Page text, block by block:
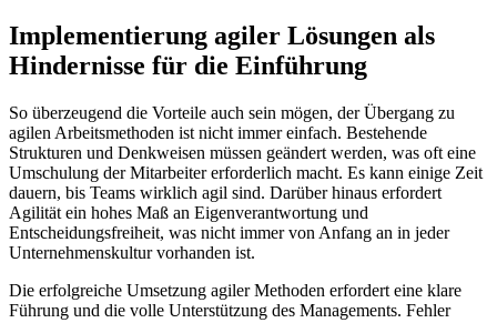
Implementierung agiler Lösungen als
Hindernisse für die Einführung
So überzeugend die Vorteile auch sein mögen, der Übergang zu
agilen Arbeitsmethoden ist nicht immer einfach. Bestehende
Strukturen und Denkweisen müssen geändert werden, was oft eine
Umschulung der Mitarbeiter erforderlich macht. Es kann einige Zeit
dauern, bis Teams wirklich agil sind. Darüber hinaus erfordert
Agilität ein hohes Maß an Eigenverantwortung und
Entscheidungsfreiheit, was nicht immer von Anfang an in jeder
Unternehmenskultur vorhanden ist.
Die erfolgreiche Umsetzung agiler Methoden erfordert eine klare
Führung und die volle Unterstützung des Managements. Fehler